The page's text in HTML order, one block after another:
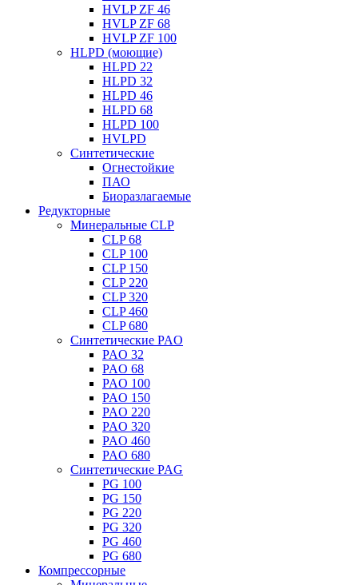
HVLP ZF 46
HVLP ZF 68
HVLP ZF 100
HLPD (моющие)
HLPD 22
HLPD 32
HLPD 46
HLPD 68
HLPD 100
HVLPD
Синтетические
Огнестойкие
ПАО
Биоразлагаемые
Редукторные
Минеральные CLP
CLP 68
CLP 100
CLP 150
CLP 220
CLP 320
CLP 460
CLP 680
Синтетические PAO
PAO 32
PAO 68
PAO 100
PAO 150
PAO 220
PAO 320
PAO 460
PAO 680
Синтетические PAG
PG 100
PG 150
PG 220
PG 320
PG 460
PG 680
Компрессорные